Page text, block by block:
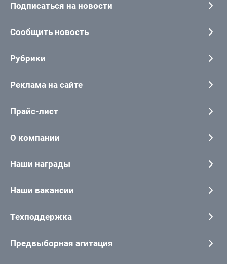
Подписаться на новости
Сообщить новость
Рубрики
Реклама на сайте
Прайс-лист
О компании
Наши награды
Наши вакансии
Техподдержка
Предвыборная агитация